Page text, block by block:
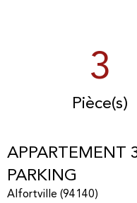
3
Pièce(s)
APPARTEMENT
PARKING
Alfortville (94140)